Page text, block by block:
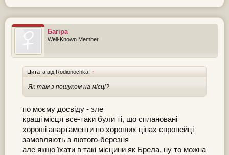
Багіра
Well-Known Member
Цитата від Rodionochka: ↑
Як там з пошуком на місці?
по моєму досвіду - зле
кращі місця все-таки були ті, що сплановані
хороші апартаменти по хороших цінах європейці
замовляють з лютого-березня
але якщо їхати в такі місцини як Брела, ну то можна